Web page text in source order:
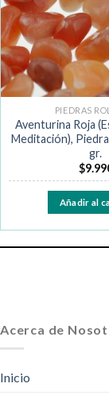
PIEDRAS
Aventurina Roja
Meditación),
gr.
$
Añadir al
Acerca de
Inicio